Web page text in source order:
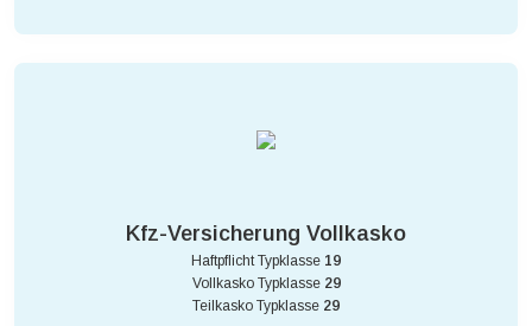
Kfz-Versicherung Vollkasko
Haftpflicht Typklasse 19
Vollkasko Typklasse 29
Teilkasko Typklasse 29